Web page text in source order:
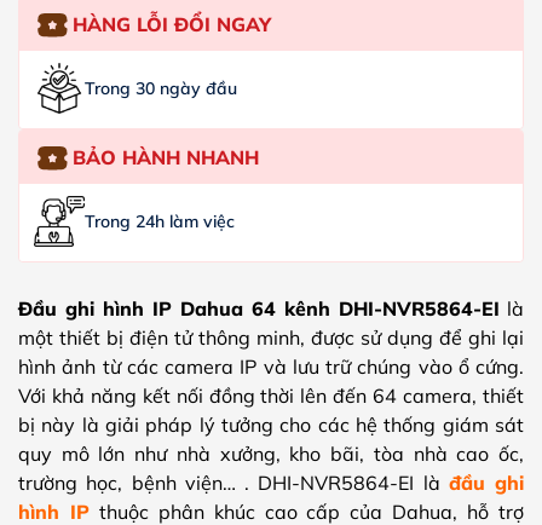
HÀNG LỖI ĐỔI NGAY
Trong 30 ngày đầu
BẢO HÀNH NHANH
Trong 24h làm việc
Đầu ghi hình IP Dahua 64 kênh DHI-NVR5864-EI là
một thiết bị điện tử thông minh, được sử dụng để ghi lại
hình ảnh từ các camera IP và lưu trữ chúng vào ổ cứng.
Với khả năng kết nối đồng thời lên đến 64 camera, thiết
bị này là giải pháp lý tưởng cho các hệ thống giám sát
quy mô lớn như nhà xưởng, kho bãi, tòa nhà cao ốc,
trường học, bệnh viện… . DHI-NVR5864-EI là đầu ghi
hình IPthuộc phân khúc cao cấp của Dahua, hỗ trợ